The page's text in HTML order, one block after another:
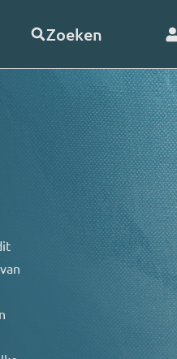
Zoeken
RO